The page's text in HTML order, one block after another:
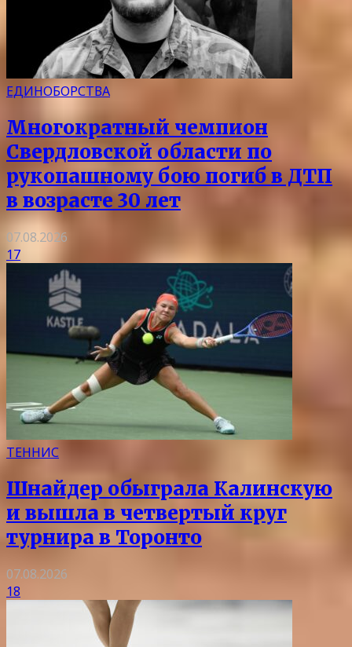
ЕДИНОБОРСТВА
Многократный чемпион
Свердловской области по
рукопашному бою погиб в ДТП
в возрасте 30 лет
07.08.2026
17
ТЕННИС
Шнайдер обыграла Калинскую
и вышла в четвертый круг
турнира в Торонто
07.08.2026
18